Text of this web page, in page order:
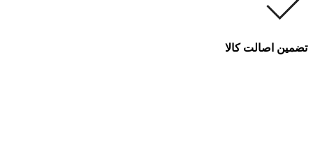
تضمین اصالت کالا